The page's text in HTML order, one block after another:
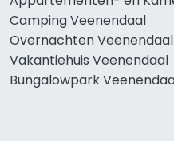
Camping Veenendaal
Overnachten Veenendaal
Vakantiehuis Veenendaal
Bungalowpark